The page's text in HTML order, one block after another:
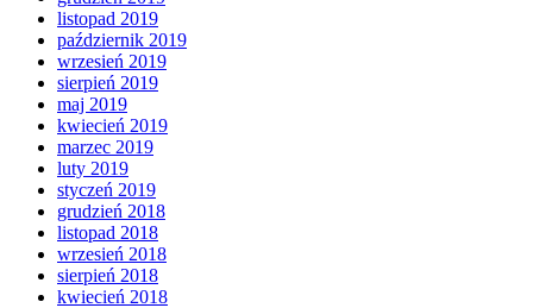
listopad 2019
październik 2019
wrzesień 2019
sierpień 2019
maj 2019
kwiecień 2019
marzec 2019
luty 2019
styczeń 2019
grudzień 2018
listopad 2018
wrzesień 2018
sierpień 2018
kwiecień 2018